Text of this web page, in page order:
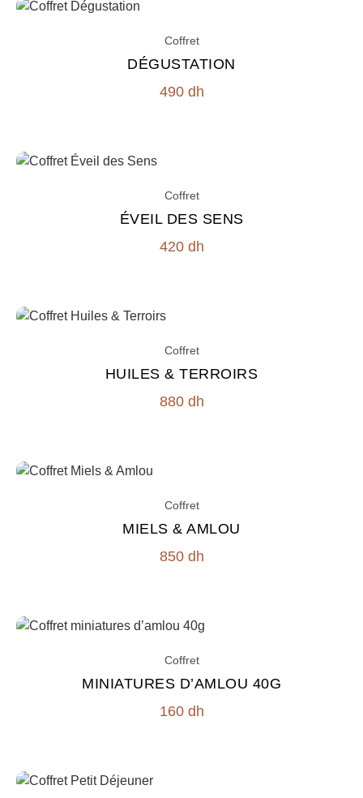
Coffret
DÉGUSTATION
490 dh
Coffret
ÉVEIL DES SENS
420 dh
Coffret
HUILES & TERROIRS
880 dh
Coffret
MIELS & AMLOU
850 dh
Coffret
MINIATURES D’AMLOU 40G
160 dh